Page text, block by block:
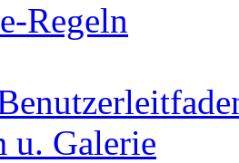
Regeln
u. Galerie